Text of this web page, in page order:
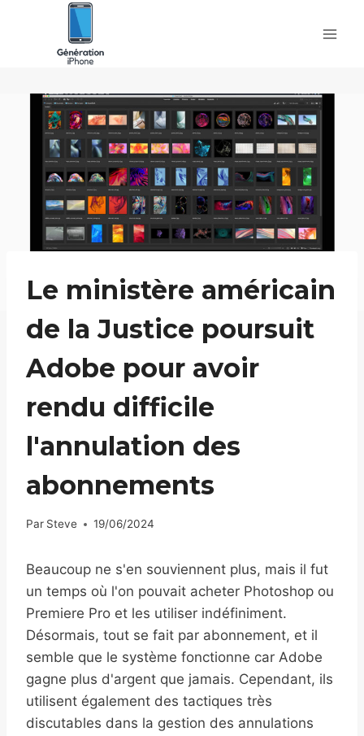
Le ministère américain
de la Justice poursuit
Adobe pour avoir
rendu difficile
l'annulation des
abonnements
Par Steve 19/06/2024
Beaucoup ne s'en souviennent plus, mais il fut
un temps où l'on pouvait acheter Photoshop ou
Premiere Pro et les utiliser indéfiniment.
Désormais, tout se fait par abonnement, et il
semble que le système fonctionne car Adobe
gagne plus d'argent que jamais. Cependant, ils
utilisent également des tactiques très
discutables dans la gestion des annulations